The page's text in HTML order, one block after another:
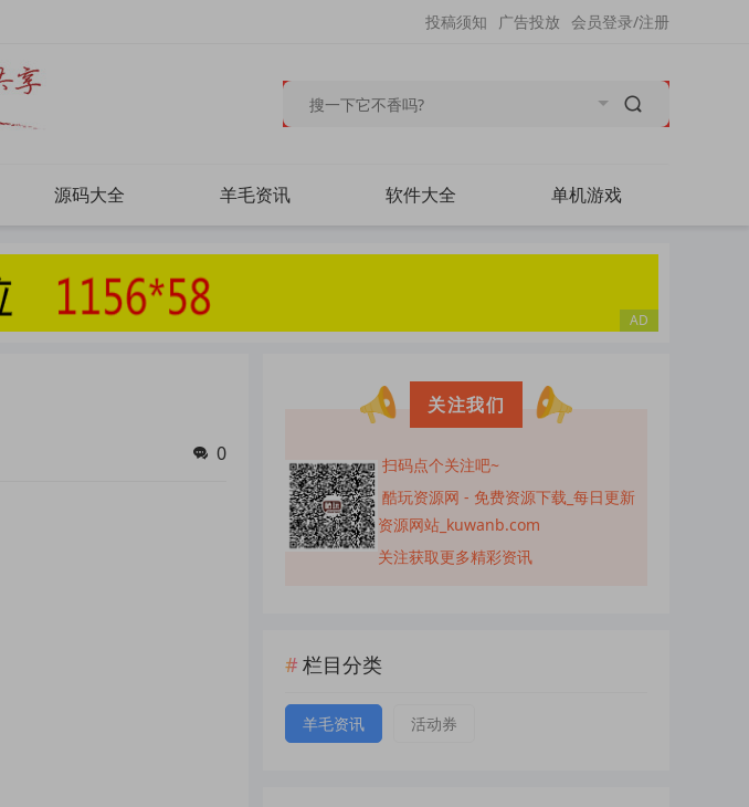
会员登录/注册
广告投放
投稿须知
源码大全 羊毛资讯 软件大全 单机游戏
0
关注我们
扫码点个关注吧~
酷玩资源网 - 免费资源下载_每日更新
资源网站_kuwanb.com
关注获取更多精彩资讯
栏目分类
羊毛资讯 活动券